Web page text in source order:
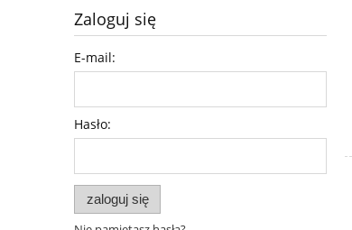
Zaloguj się
E-mail:
Hasło:
zaloguj się